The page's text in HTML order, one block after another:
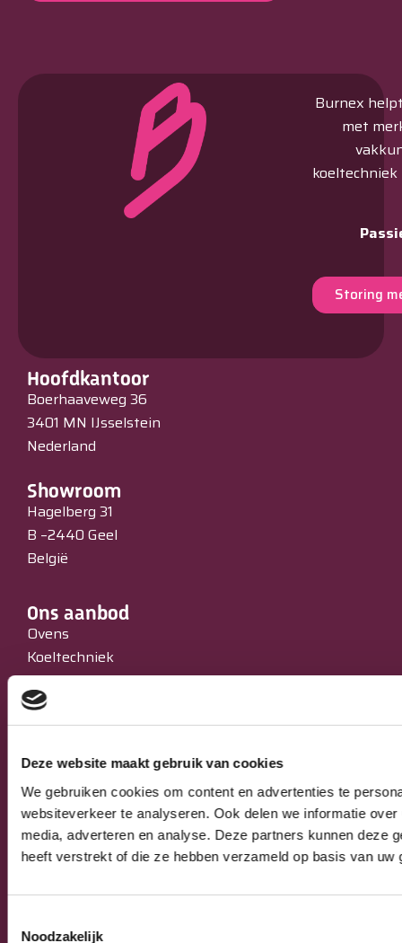
Deze website maakt gebruik van cookies
We gebruiken cookies om content en advertenties te
websiteverkeer te analyseren. Ook delen we informatie
media, adverteren en analyse. Deze partners kunnen deze
heeft verstrekt of die ze hebben verzameld op basis van
Noodzakelijk
Burnex
met
Storing
Hoofdkantoor
Boerhaaveweg 36
3401 MN IJsselstein
Nederland
Showroom
Hagelberg 31
B –2440 Geel
België
Ons aanbod
Ovens
Koeltechniek
Bakkerijmachines
IJssalons
Verkoopautomaten
Service & Onderhoud
Algemeen
Algemene verkoop-, leverings- en
betalingsvoorwaarden
Privacy Policy